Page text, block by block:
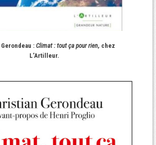
: Climat : tout ça pour rien, chez
L’Artilleur.